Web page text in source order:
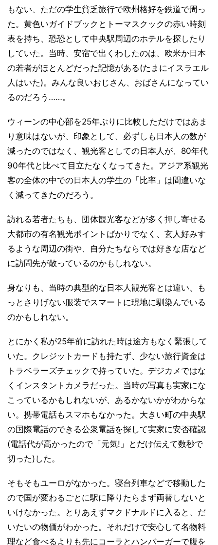
もない、ただの学生貧乏旅行で欧州格好を鉄道で周っ
た。黄色いガイドブックとトーマスクックの赤い時刻
表を持ち、恐恐として中央駅周辺のホテルを探したり
していた。当時、安宿で出くわしたのは、欧米か日本
の若者がほとんどだった記憶がある(たまにイスラエル
人はいた)。みんな良いおじさん、おばさんになってい
るのだろう……。
ウィーンの中心部を25年ぶりに比較しただけではあま
り意味はないが、印象として、必ずしも日本人の数が
減ったのではなく、観光客としての日本人が、80年代
90年代と比べて目立たなくなってきた。アジア系観光
客の全体の中での日本人の学生の「比率」は間違いな
く減ってきたのだろう。
訪れる若者たちも、団体観光客などが多く押し寄せる
大都市の有名観光ポイントばかりでなく、玄人好みす
るような周辺の街や、自分たちならでは好きな店など
に訪問先が散っているのかもしれない。
身なりも、当時の典型的な日本人観光客とは違い、も
っとさりげない服装でスマートに現地に馴染んでいる
のかもしれない。
とにかく私が25年前に訪れた時は途方もなく緊張して
いた。クレジットカードも持たず、少ない旅行資金は
トラベラーズチェックで持っていた。デジカメではな
くインスタントカメラだった。当時の写真も実家にな
こっているかもしれないが、あるかないかがわからな
い。携帯電話もスマホもなかった。大きい町の中央駅
の国際電話のできる公衆電話を探して実家に安否確認
(電話代が高かったので「元気!」とだけ伝えて数秒で
切った)した。
そもそもユーロがなかった。寝台列車などで移動した
ので国が変わるごとに駅に降りたらまず両替しないと
いけなかった。とりあえずマクドナルドに入ると、だ
いたいの物価がわかった。それだけで安心して名物料
理など食べるよりも先にコーラとハンバーガーで腹を